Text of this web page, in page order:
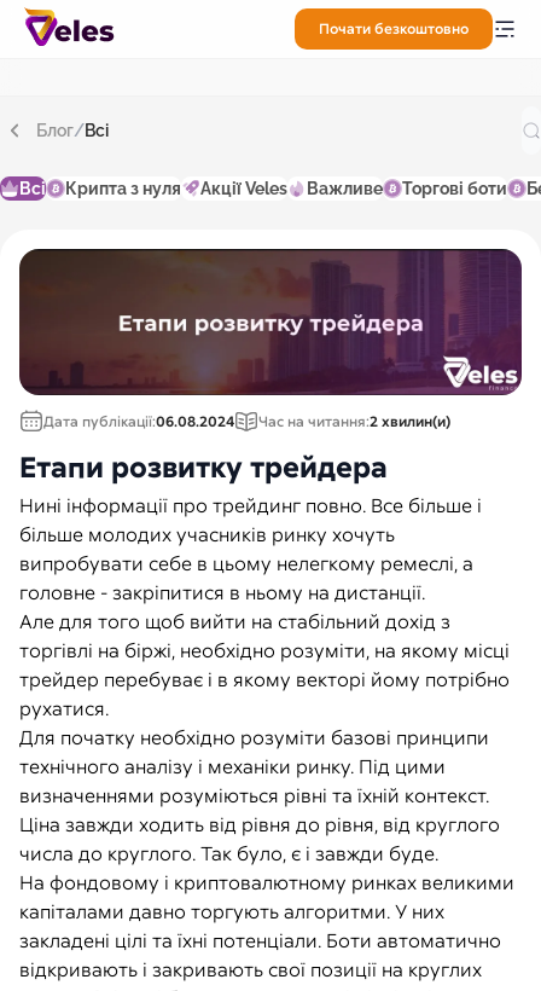
Почати безкоштовно
Блог/Всі
Всі Крипта з нуля Акції Veles Важливе Торгові боти
Дата публікації:06.08.2024 Час на читання:2 хвилин(и)
Етапи розвитку трейдера
Нині інформації про трейдинг повно. Все більше і
більше молодих учасників ринку хочуть
випробувати себе в цьому нелегкому ремеслі, а
головне - закріпитися в ньому на дистанції.
Але для того щоб вийти на стабільний дохід з
торгівлі на біржі, необхідно розуміти, на якому місці
трейдер перебуває і в якому векторі йому потрібно
рухатися.
Для початку необхідно розуміти базові принципи
технічного аналізу і механіки ринку. Під цими
визначеннями розуміються рівні та їхній контекст.
Ціна завжди ходить від рівня до рівня, від круглого
числа до круглого. Так було, є і завжди буде.
На фондовому і криптовалютному ринках великими
капіталами давно торгують алгоритми. У них
закладені цілі та їхні потенціали. Боти автоматично
відкривають і закривають свої позиції на круглих